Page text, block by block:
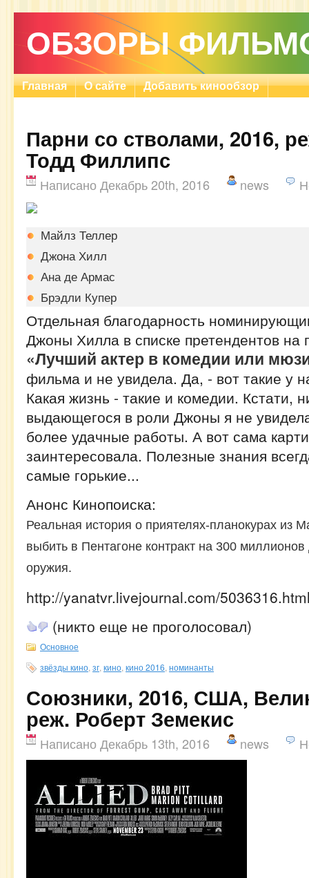
ОБЗОРЫ
Главная О сайте Добавить кинообзор
Парни со стволами, 2016,
Тодд Филлипс
Написано Декабрь 20th, 2016 news
Майлз Теллер
Джона Хилл
Ана де Армас
Брэдли Купер
Отдельная благодарность
Джоны Хилла в списке претендентов на
«Лучший актер в комедии или
фильма и не увидела. Да, - вот такие у
Какая жизнь - такие и комедии. Кстати,
выдающегося в роли Джоны я не
более удачные работы. А вот сама
заинтересовала. Полезные знания
самые горькие...
Анонс Кинопоиска:
Реальная история о приятелях-планокурах из
выбить в Пентагоне контракт на 300
оружия.
http://yanatvr.livejournal.com/
(никто еще не проголосовал)
Основное
звёзды кино зг кино кино 2016 номинанты
Союзники, 2016, США,
реж. Роберт Земекис
Написано Декабрь 13th, 2016 news